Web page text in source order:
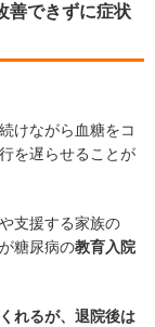
善できずに症状
けながら血糖をコ
を遅らせることが
支援する家族の
糖尿病の教育入院
れるが、退院後は